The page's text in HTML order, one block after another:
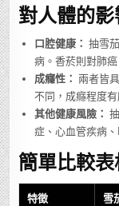
對人體的
口腔健康： 抽雪
病。香菸則對肺
成癮性： 兩者皆
不同，成癮程度有
其他健康風險：
症、心血管疾病
簡單比較
特徵 雪